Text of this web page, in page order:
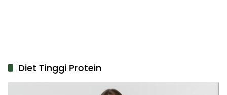
Diet Tinggi Protein